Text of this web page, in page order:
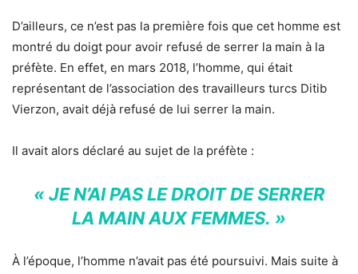
D’ailleurs, ce n’est pas la première fois que cet homme est
montré du doigt pour avoir refusé de serrer la main à la
préfète. En effet, en mars 2018, l’homme, qui était
représentant de l’association des travailleurs turcs Ditib
Vierzon, avait déjà refusé de lui serrer la main.
Il avait alors déclaré au sujet de la préfète :
« JE N’AI PAS LE DROIT DE SERRER
LA MAIN AUX FEMMES. »
À l’époque, l’homme n’avait pas été poursuivi. Mais suite à